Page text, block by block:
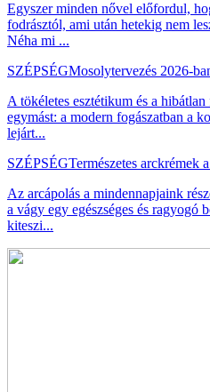
Egyszer minden nővel előfordul,
fodrásztól, ami után hetekig nem
Néha mi ...
SZÉPSÉGMosolytervezés 2026-
A tökéletes esztétikum és a
egymást: a modern fogászatban a
lejárt...
SZÉPSÉGTermészetes arckrémek
Az arcápolás a mindennapjaink
a vágy egy egészséges és ragyogó
kiteszi...